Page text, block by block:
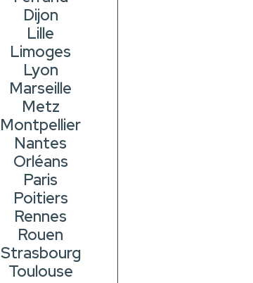
Dijon
Lille
Limoges
Lyon
Marseille
Metz
Montpellier
Nantes
Orléans
Paris
Poitiers
Rennes
Rouen
Strasbourg
Toulouse